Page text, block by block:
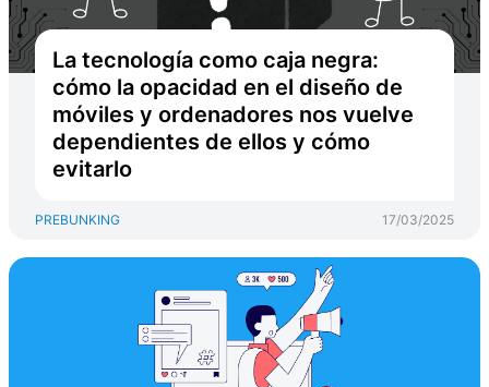
La tecnología como caja negra:
cómo la opacidad en el diseño de
móviles y ordenadores nos vuelve
dependientes de ellos y cómo
evitarlo
PREBUNKING 17/03/2025